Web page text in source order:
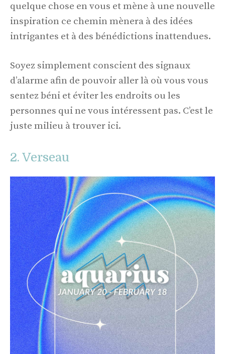
quelque chose en vous et mène à une nouvelle
inspiration ce chemin mènera à des idées
intrigantes et à des bénédictions inattendues.
Soyez simplement conscient des signaux
d’alarme afin de pouvoir aller là où vous vous
sentez béni et éviter les endroits ou les
personnes qui ne vous intéressent pas. C’est le
juste milieu à trouver ici.
2. Verseau